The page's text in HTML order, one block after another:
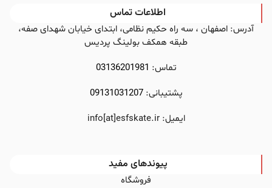
اطلاعات تماس
آدرس: اصفهان ، سه راه حکیم نظامی، ابتدای خیابان شهدای صفه،
طبقه همکف بولینگ پردیس
تماس: 03136201981
پشتیبانی:09131031207
ایمیل: info[at]esfskate.ir
پیوندهای مفید
فروشگاه